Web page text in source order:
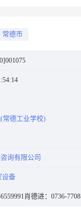
常德市
常德工业学校)
询有限公司
设备
肖德进：0736-